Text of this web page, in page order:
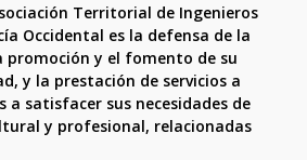
Territorial de Ingenieros
Occidental es la defensa de la
y el fomento de su
y la prestación de servicios a
a satisfacer sus necesidades de
y profesional, relacionadas